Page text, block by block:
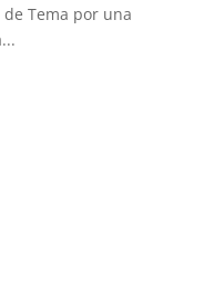
Tema por una